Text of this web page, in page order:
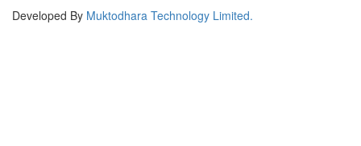
Developed By Muktodhara Technology Limited.